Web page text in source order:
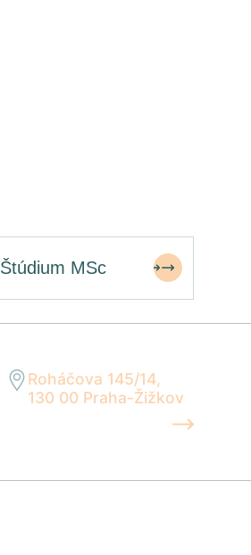
Štúdium MSc
Roháčova 145/14,
130 00 Praha-Žižkov